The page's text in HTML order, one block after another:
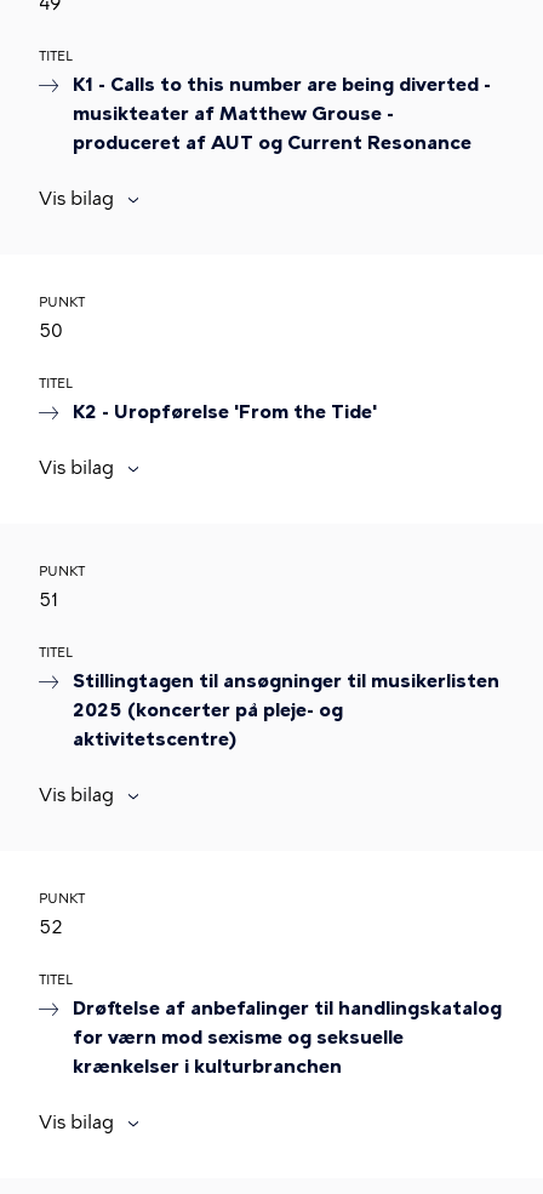
TITEL
K1 - Calls to this number are being diverted -
musikteater af Matthew Grouse -
produceret af AUT og Current Resonance
Vis bilag
PUNKT
50
TITEL
K2 - Uropførelse 'From the Tide'
Vis bilag
PUNKT
51
TITEL
Stillingtagen til ansøgninger til musikerlisten
2025 (koncerter på pleje- og
aktivitetscentre)
Vis bilag
PUNKT
52
TITEL
Drøftelse af anbefalinger til handlingskatalog
for værn mod sexisme og seksuelle
krænkelser i kulturbranchen
Vis bilag